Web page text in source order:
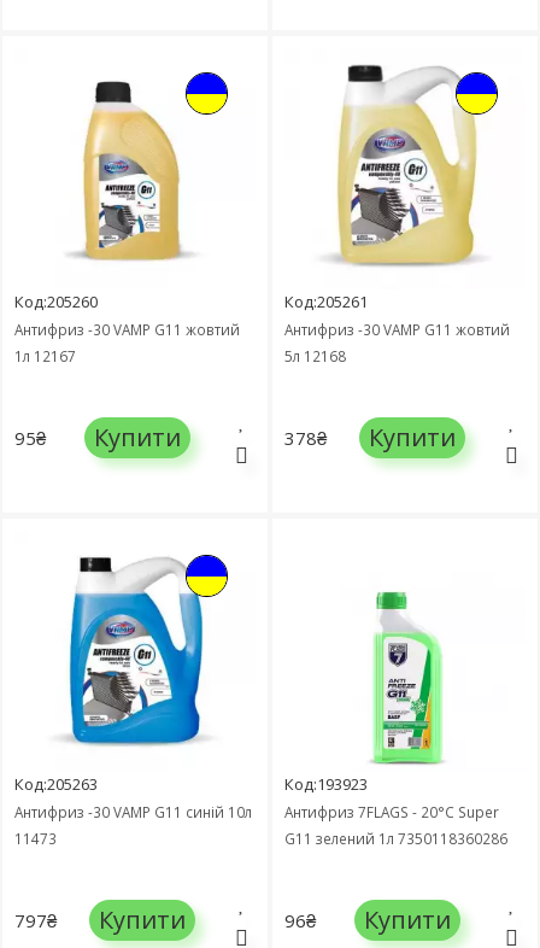
Код:205260
Антифриз -30 VAMP G11 жовтий
1л 12167
95₴ Купити
Код:205261
Антифриз -30 VAMP G11 жовтий
5л 12168
378₴ Купити
Код:205263
Антифриз -30 VAMP G11 синій 10л
11473
797₴ Купити
Код:193923
Антифриз 7FLAGS - 20°C Super
G11 зелений 1л 7350118360286
96₴ Купити